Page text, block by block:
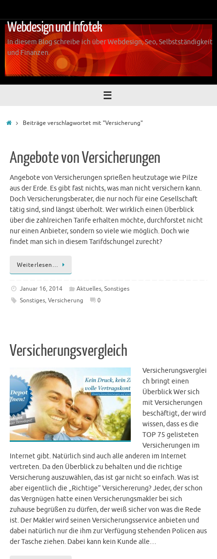
springen
Webdesign und Infotek
In diesem Blog schreibe ich über Webdesign, Seo, Selbstständigkeit
und Finanzen.
StartBeiträge verschlagwortet mit "Versicherung"
Angebote von Versicherungen
Angebote von Versicherungen sprießen heutzutage wie Pilze
aus der Erde. Es gibt fast nichts, was man nicht versichern kann.
Doch Versicherungsberater, die nur noch für eine Gesellschaft
tätig sind, sind längst überholt. Wer wirklich einen Überblick
über die zahlreichen Tarife erhalten möchte, durchforstet nicht
nur einen Anbieter, sondern so viele wie möglich. Doch wie
findet man sich in diesem Tarifdschungel zurecht?
Weiterlesen…
Januar 16, 2014 Aktuelles,Sonstiges
Sonstiges, Versicherung 0
Versicherungsvergleich
Versicherungsverglei
ch bringt einen
Überblick Wer sich
mit Versicherungen
beschäftigt, der wird
wissen, dass es die
TOP 75 gelisteten
Versicherungen im
Internet gibt. Natürlich sind auch alle anderen im Internet
vertreten. Da den Überblick zu behalten und die richtige
Versicherung auszuwählen, das ist gar nicht so einfach. Was ist
aber eigentlich die „Richtige“ Versichererung? Jeder, der schon
das Vergnügen hatte einen Versicherungsmakler bei sich
zuhause begrüßen zu dürfen, der weiß sicher von was die Rede
ist. Der Makler wird seinen Versicherungsservice anbieten und
dabei natürlich nur die ihm zur Verfügung stehenden Policen aus
der Tasche ziehen. Dabei kann kein Kunde alle…